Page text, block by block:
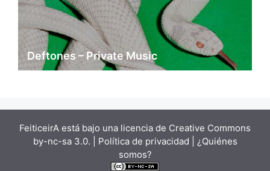
Deftones – Private Music
FeiticeirA está bajo una licencia de Creative Commons
by-nc-sa 3.0. | Política de privacidad | ¿Quiénes
somos?